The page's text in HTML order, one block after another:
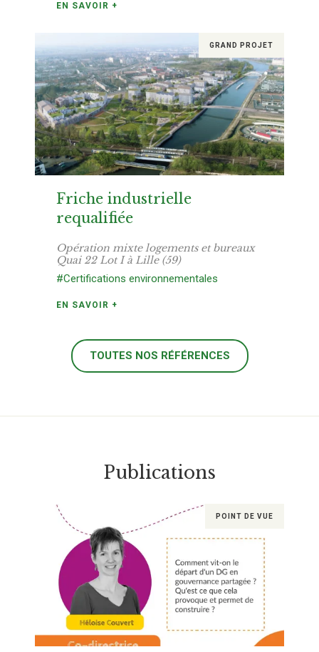
EN SAVOIR +
GRAND PROJET
Friche industrielle
requalifiée
Opération mixte logements et bureaux
Quai 22 Lot I à Lille (59)
#Certifications environnementales
EN SAVOIR +
TOUTES NOS RÉFÉRENCES
Publications
POINT DE VUE